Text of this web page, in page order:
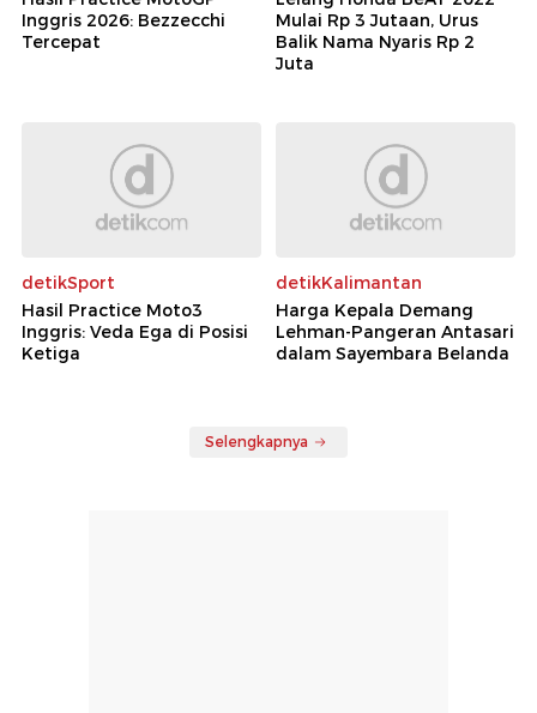
Inggris 2026: Bezzecchi
Tercepat
Mulai Rp 3 Jutaan, Urus
Balik Nama Nyaris Rp 2
Juta
detikSport
Hasil Practice Moto3
Inggris: Veda Ega di Posisi
Ketiga
detikKalimantan
Harga Kepala Demang
Lehman-Pangeran Antasari
dalam Sayembara Belanda
Selengkapnya